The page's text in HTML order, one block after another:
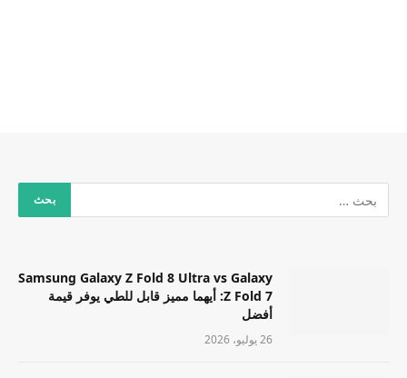
Samsung Galaxy Z Fold 8 Ultra vs Galaxy
Z Fold 7: أيهما مميز قابل للطي يوفر قيمة
أفضل
26 يوليو، 2026